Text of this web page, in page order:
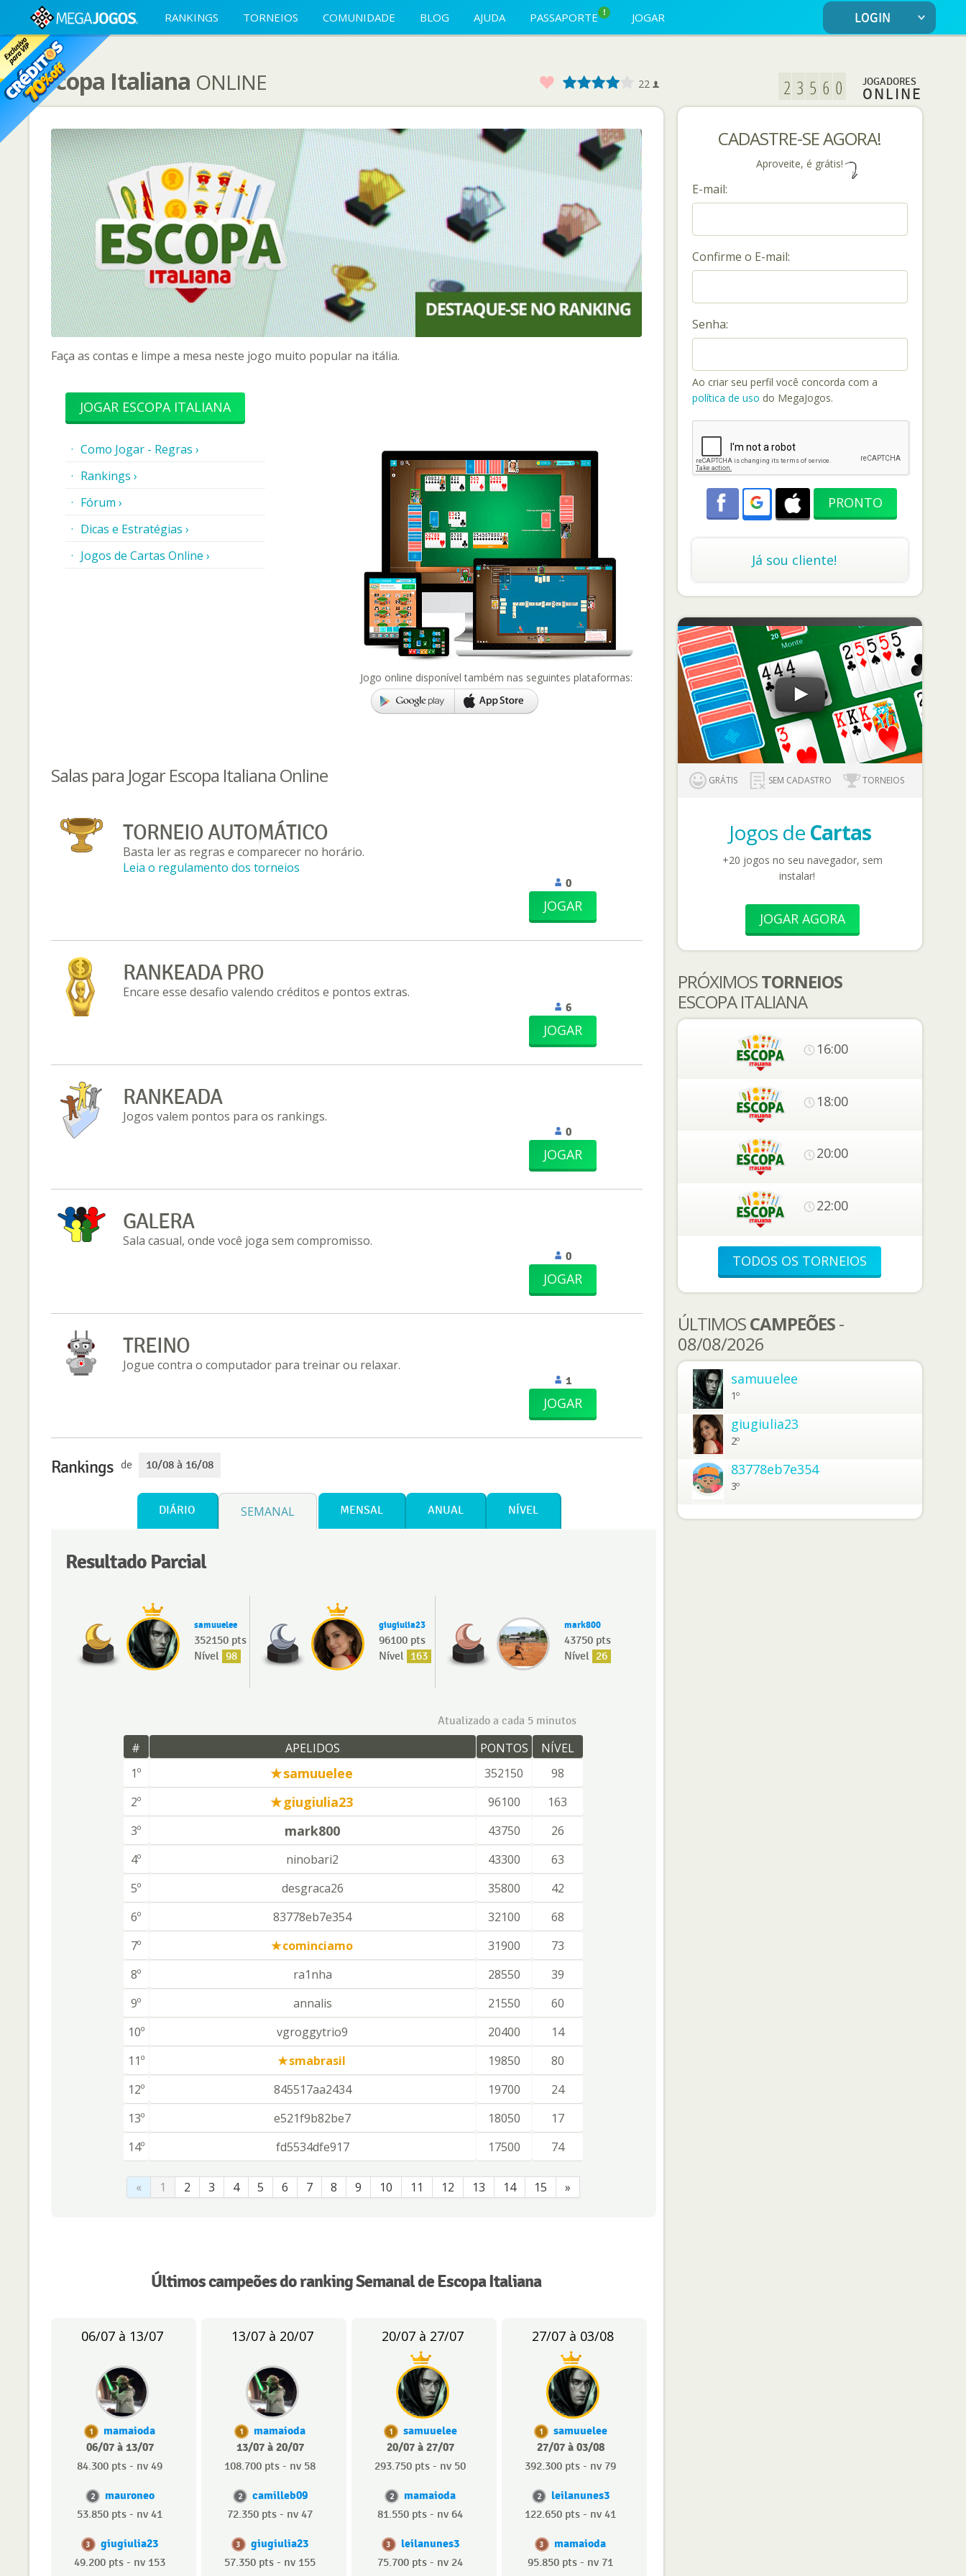
RANKINGS TORNEIOS COMUNIDADE BLOG AJUDA PASSAPORTE ! JOGAR LOGIN
Escopa Italiana ONLINE Favorito 5
3
2
1 22
Faça as contas e limpe a mesa neste jogo muito popular na itália.
JOGAR ESCOPA ITALIANA
Como Jogar - Regras ›
Rankings ›
Fórum ›
Dicas e Estratégias ›
Jogos de Cartas Online ›
Jogo online disponível também nas seguintes plataformas:
Salas para Jogar Escopa Italiana Online
TORNEIO AUTOMÁTICO
Basta ler as regras e comparecer no horário.
Leia o regulamento dos torneios
0
JOGAR
RANKEADA PRO
Encare esse desafio valendo créditos e pontos extras.
6
JOGAR
RANKEADA
Jogos valem pontos para os rankings.
0
JOGAR
GALERA
Sala casual, onde você joga sem compromisso.
0
JOGAR
TREINO
Jogue contra o computador para treinar ou relaxar.
1
JOGAR
Rankings de 10/08 à 16/08
DIÁRIO SEMANAL MENSAL ANUAL NÍVEL
Resultado Parcial
samuuelee
352150 pts
Nível 98
giugiulia23
96100 pts
Nível 163
mark800
43750 pts
Nível 26
Atualizado a cada 5 minutos
# APELIDOS PONTOS
NÍVEL
1º
samuuelee 352150
98
2º
giugiulia23 96100
163
3º
mark800 43750
26
4º
ninobari2 43300
63
5º
desgraca26 35800
42
6º
83778eb7e354 32100
68
7º
cominciamo 31900
73
8º
ra1nha 28550
39
9º
annalis 21550
60
10º
vgroggytrio9 20400
14
11º
smabrasil 19850
80
12º
845517aa2434 19700
24
13º
e521f9b82be7 18050
17
14º
fd5534dfe917 17500 74
« 1 2 3 4 5 6 7 8 9 10 11 12 13 14 15 »
Últimos campeões do ranking Semanal de Escopa Italiana
06/07 à 13/07
1
mamaioda
06/07 à 13/07
84.300 pts - nv 49
2 mauroneo
53.850 pts - nv 41
3 giugiulia23
49.200 pts - nv 153
13/07 à 20/07
1
mamaioda
13/07 à 20/07
108.700 pts - nv 58
2 camilleb09
72.350 pts - nv 47
3 giugiulia23
57.350 pts - nv 155
20/07 à 27/07
1
samuuelee
20/07 à 27/07
293.750 pts - nv 50
2 mamaioda
81.550 pts - nv 64
3 leilanunes3
75.700 pts - nv 24
27/07 à 03/08
1
samuuelee
27/07 à 03/08
392.300 pts - nv 79
2 leilanunes3
122.650 pts - nv 41
3 mamaioda
95.850 pts - nv 71
JOGADORES
ONLINE
CADASTRE-SE AGORA!
Aproveite, é grátis!
E-mail:
Confirme o E-mail:
Senha:
Ao criar seu perfil você concorda com a
política de uso do MegaJogos.
Já sou cliente!
GRÁTIS SEM CADASTRO TORNEIOS
Jogos de Cartas
+20 jogos no seu navegador, sem
instalar!
JOGAR AGORA
PRÓXIMOSTORNEIOS
ESCOPA ITALIANA
16:00
18:00
20:00
22:00
TODOS OS TORNEIOS
ÚLTIMOSCAMPEÕES-
08/08/2026
samuuelee
1º
giugiulia23
2º
83778eb7e354
3º